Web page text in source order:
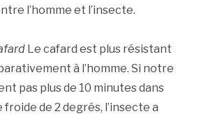
l’homme et l’insecte.
Le cafard est plus résistant
à l’homme. Si notre
pas plus de 10 minutes dans
de 2 degrés, l’insecte a